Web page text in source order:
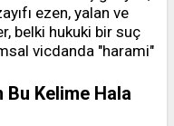
ezen, yalan ve
belki hukuki bir suç
vicdanda "harami"
Bu Kelime Hala